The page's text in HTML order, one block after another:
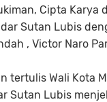
Cipta Karya
Sutan Lubis
, Victor Naro
tertulis Wali Kota
Sutan Lubis